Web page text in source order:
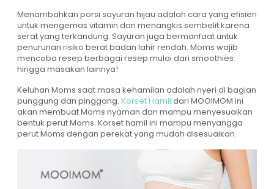
Menambahkan porsi sayuran hijau adalah cara yang efisien
untuk mengemas vitamin dan menangkis sembelit karena
serat yang terkandung. Sayuran juga bermanfaat untuk
penurunan risiko berat badan lahir rendah. Moms wajib
mencoba resep berbagai resep mulai dari smoothies
hingga masakan lainnya!
Keluhan Moms saat masa kehamilan adalah nyeri di bagian
punggung dan pinggang. Korset Hamil dari MOOIMOM ini
akan membuat Moms nyaman dan mampu menyesuaikan
bentuk perut Moms. Korset hamil ini mampu menyangga
perut Moms dengan perekat yang mudah disesuaikan.